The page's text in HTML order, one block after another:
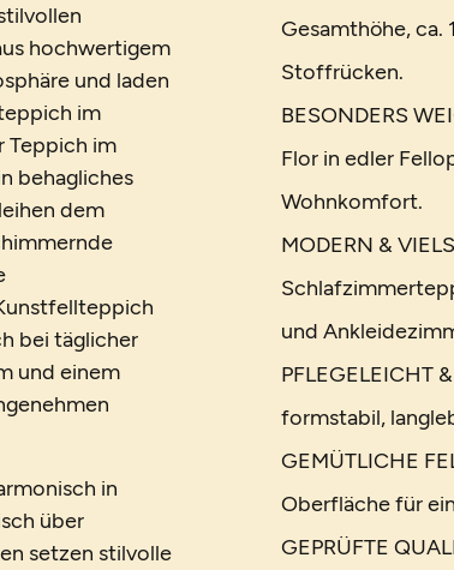
hochwertigem
und laden
im
Teppich im
behagliches
dem
bei täglicher
und einem
in
über
setzen stilvolle
Gesamthöhe,
Stoffrücken.
BESONDERS
Flor in edler
Wohnkomfort.
MODERN &
und
PFLEGELEICHT
formstabil,
GEMÜTLICHE
Oberfläche für
GEPRÜFTE